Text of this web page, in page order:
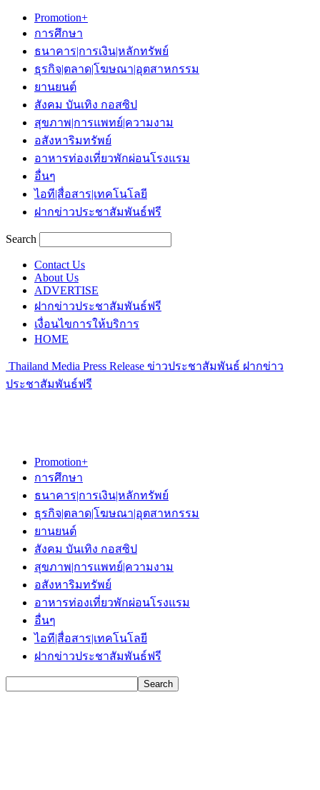
Promotion+
การศึกษา
ธนาคาร|การเงิน|หลักทรัพย์
ธุรกิจ|ตลาด|โฆษณา|อุตสาหกรรม
ยานยนต์
สังคม บันเทิง กอสซิป
สุขภาพ|การแพทย์|ความงาม
อสังหาริมทรัพย์
อาหารท่องเที่ยวพักผ่อนโรงแรม
อื่นๆ
ไอที|สื่อสาร|เทคโนโลยี
ฝากข่าวประชาสัมพันธ์ฟรี
Search
Contact Us
About Us
ADVERTISE
ฝากข่าวประชาสัมพันธ์ฟรี
เงื่อนไขการให้บริการ
HOME
Thailand Media Press Release ข่าวประชาสัมพันธ์ ฝากข่าว
ประชาสัมพันธ์ฟรี
Promotion+
การศึกษา
ธนาคาร|การเงิน|หลักทรัพย์
ธุรกิจ|ตลาด|โฆษณา|อุตสาหกรรม
ยานยนต์
สังคม บันเทิง กอสซิป
สุขภาพ|การแพทย์|ความงาม
อสังหาริมทรัพย์
อาหารท่องเที่ยวพักผ่อนโรงแรม
อื่นๆ
ไอที|สื่อสาร|เทคโนโลยี
ฝากข่าวประชาสัมพันธ์ฟรี